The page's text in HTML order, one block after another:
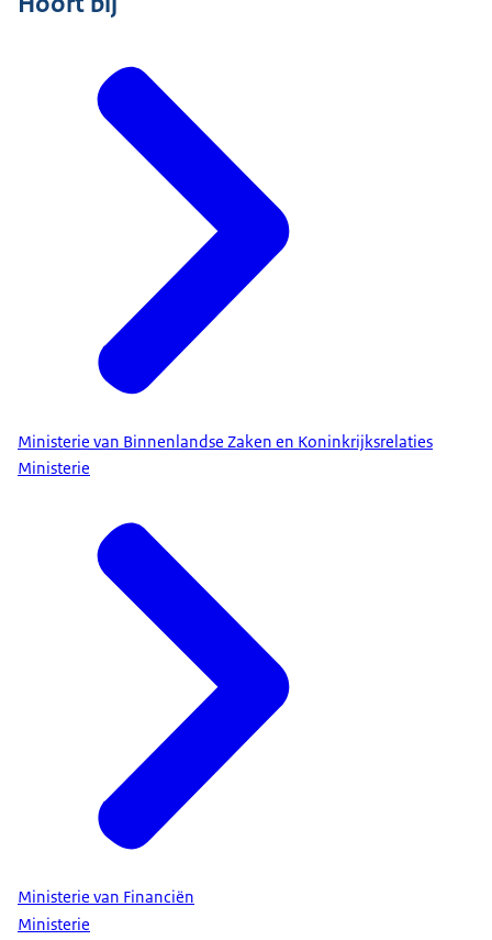
Ministerie van Binnenlandse Zaken en Koninkrijksrelaties
Ministerie
Ministerie van Financiën
Ministerie